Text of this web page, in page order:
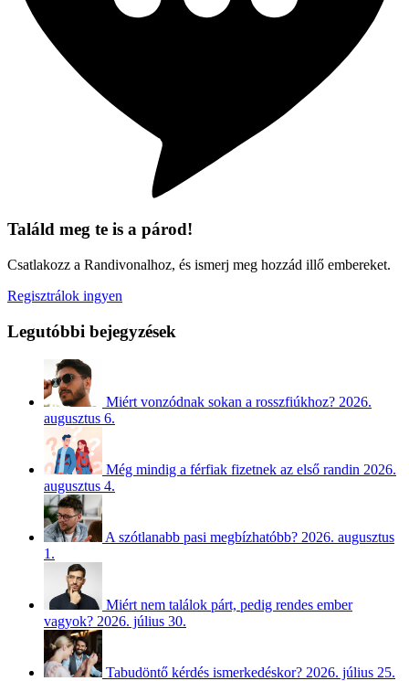
Találd meg te is a párod!
Csatlakozz a Randivonalhoz, és ismerj meg hozzád illő embereket.
Regisztrálok ingyen
Legutóbbi bejegyzések
Miért vonzódnak sokan a rosszfiúkhoz? 2026.
augusztus 6.
Még mindig a férfiak fizetnek az első randin 2026.
augusztus 4.
A szótlanabb pasi megbízhatóbb? 2026. augusztus
1.
Miért nem találok párt, pedig rendes ember
vagyok? 2026. július 30.
Tabudöntő kérdés ismerkedéskor? 2026. július 25.